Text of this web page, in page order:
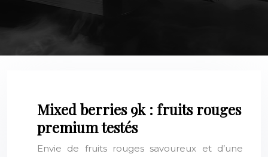
Mixed berries 9k : fruits rouges
premium testés
Envie de fruits rouges savoureux et d’une